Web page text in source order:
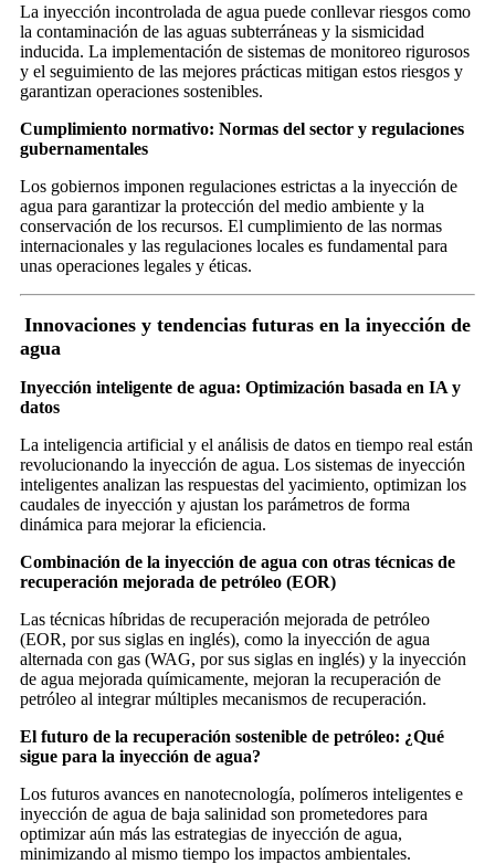
La inyección incontrolada de agua puede conllevar riesgos como
la contaminación de las aguas subterráneas y la sismicidad
inducida. La implementación de sistemas de monitoreo rigurosos
y el seguimiento de las mejores prácticas mitigan estos riesgos y
garantizan operaciones sostenibles.
Cumplimiento normativo: Normas del sector y regulaciones
gubernamentales
Los gobiernos imponen regulaciones estrictas a la inyección de
agua para garantizar la protección del medio ambiente y la
conservación de los recursos. El cumplimiento de las normas
internacionales y las regulaciones locales es fundamental para
unas operaciones legales y éticas.
Innovaciones y tendencias futuras en la inyección de
agua
Inyección inteligente de agua: Optimización basada en IA y
datos
La inteligencia artificial y el análisis de datos en tiempo real están
revolucionando la inyección de agua. Los sistemas de inyección
inteligentes analizan las respuestas del yacimiento, optimizan los
caudales de inyección y ajustan los parámetros de forma
dinámica para mejorar la eficiencia.
Combinación de la inyección de agua con otras técnicas de
recuperación mejorada de petróleo (EOR)
Las técnicas híbridas de recuperación mejorada de petróleo
(EOR, por sus siglas en inglés), como la inyección de agua
alternada con gas (WAG, por sus siglas en inglés) y la inyección
de agua mejorada químicamente, mejoran la recuperación de
petróleo al integrar múltiples mecanismos de recuperación.
El futuro de la recuperación sostenible de petróleo: ¿Qué
sigue para la inyección de agua?
Los futuros avances en nanotecnología, polímeros inteligentes e
inyección de agua de baja salinidad son prometedores para
optimizar aún más las estrategias de inyección de agua,
minimizando al mismo tiempo los impactos ambientales.